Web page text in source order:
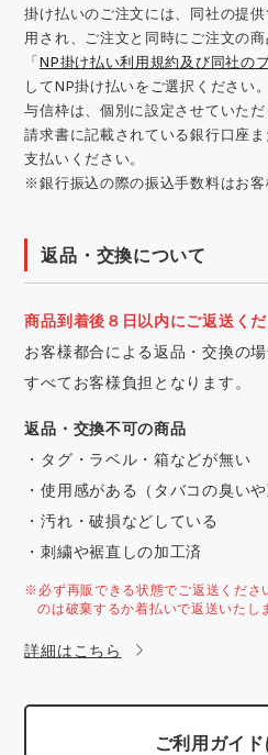
掛け払いのご注文には、同社の提
用され、ご注文と同時にご注文の
「NP掛け払い利用規約及び同社の
してNP掛け払いをご選択ください。
与信枠は、個別に設定させていただ
請求書に記載されている銀行口座
支払いください。
※銀行振込の際の振込手数料はお客
返品・交換について
商品到着後８日以内にご返送くだ
お客様都合による返品・交換の
すべてお客様負担となります。
返品・交換不可の商品
・タグ・ラベル・箱などが無い
・使用感がある（タバコの臭いや
・汚れ・破損などしている
・刺繍や裾直しの加工済
※必ず再販できる状態でご返送くださ
のは破棄するか着払いで返送いたし
詳細はこちら
ご利用ガイ